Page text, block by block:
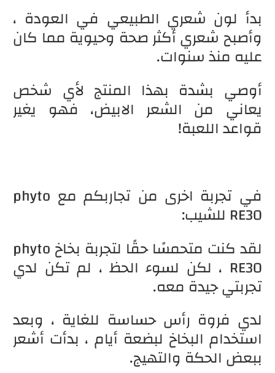
بدأ لون شعري الطبيعي في العودة ،
وأصبح شعري أكثر صحة وحيوية مما كان
عليه منذ سنوات.
أوصي بشدة بهذا المنتج لأي شخص
يعاني من الشعر الابيض، فهو يغير
قواعد اللعبة!
في تجربة اخرى من تجاربكم مع phyto
RE30 للشيب:
لقد كنت متحمسًا حقًا لتجربة بخاخ phyto
RE30 ، لكن لسوء الحظ ، لم تكن لدي
تجربتي جيدة معه.
لدي فروة رأس حساسة للغاية ، وبعد
استخدام البخاخ لبضعة أيام ، بدأت أشعر
ببعض الحكة والتهيج.